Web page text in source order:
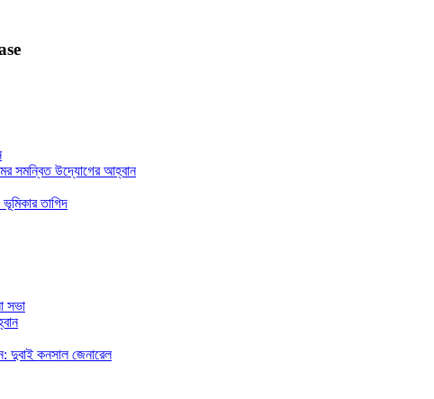
সমন্বিত উদ্যোগের আহ্বান
তাগিদ
সভা
দুবাই কনসাল জেনারেল